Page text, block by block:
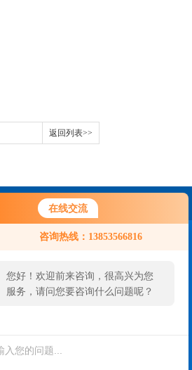
在线交流
咨询热线：13853566816
您好！欢迎前来咨询，很高兴为您
服务，请问您要咨询什么问题呢？
返回列表>>
联系我们
扫一扫，关注我们